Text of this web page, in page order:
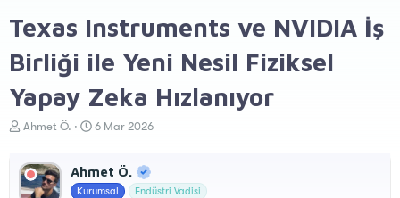
Texas Instruments ve NVIDIA İş
Birliği ile Yeni Nesil Fiziksel
Yapay Zeka Hızlanıyor
K
u
y
Ahmet Ö.
B
l
a
6 Mar 2026
Ahmet Ö.
Kurumsal Endüstri Vadisi